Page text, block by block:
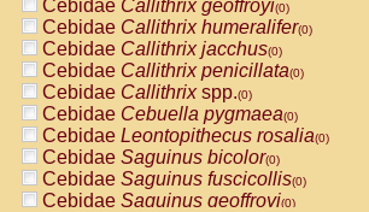
Cebidae Callithrix geoffroyi(0)
Cebidae Callithrix humeralifer(0)
Cebidae Callithrix jacchus(0)
Cebidae Callithrix penicillata(0)
Cebidae Callithrixspp.(0)
Cebidae Cebuella pygmaea(0)
Cebidae Leontopithecus rosalia(0)
Cebidae Saguinus bicolor(0)
Cebidae Saguinus fuscicollis(0)
Cebidae Saguinus geoffroyi(0)